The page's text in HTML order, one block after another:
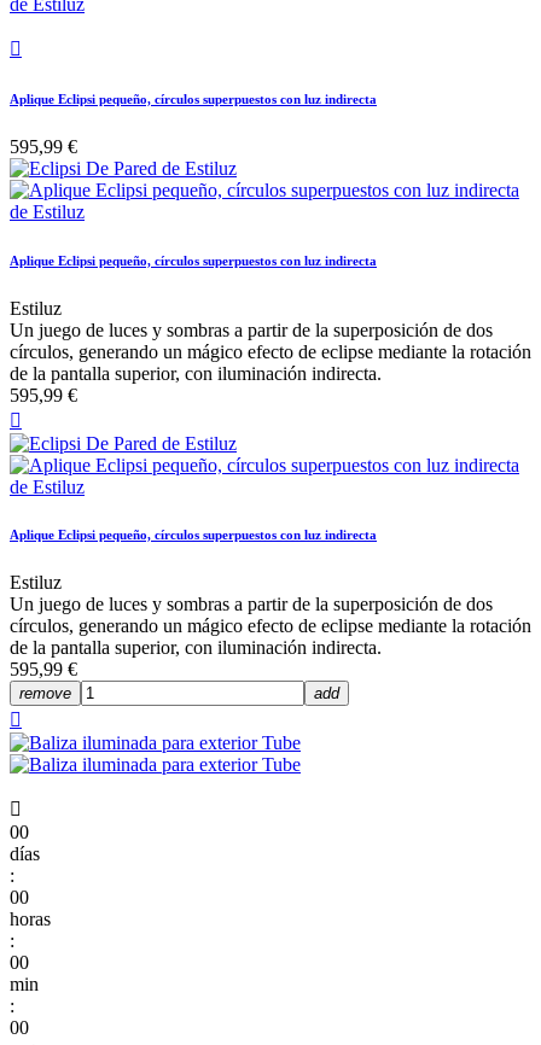

Aplique Eclipsi pequeño, círculos superpuestos con luz indirecta
595,99 €
Aplique Eclipsi pequeño, círculos superpuestos con luz indirecta
Estiluz
Un juego de luces y sombras a partir de la superposición de dos
círculos, generando un mágico efecto de eclipse mediante la rotación
de la pantalla superior, con iluminación indirecta.
595,99 €

Aplique Eclipsi pequeño, círculos superpuestos con luz indirecta
Estiluz
Un juego de luces y sombras a partir de la superposición de dos
círculos, generando un mágico efecto de eclipse mediante la rotación
de la pantalla superior, con iluminación indirecta.
595,99 €
remove add


00
días
:
00
horas
:
00
min
:
00